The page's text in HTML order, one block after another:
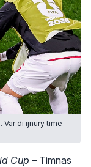
Var di ijnury time
Cup –Timnas